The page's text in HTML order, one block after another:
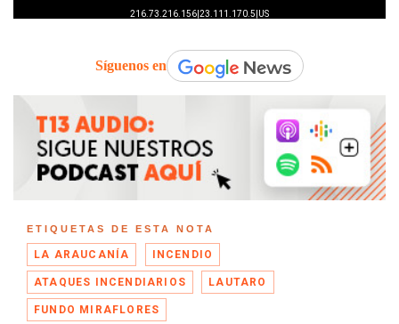
Síguenos en
ETIQUETAS DE ESTA NOTA
LA ARAUCANÍA INCENDIO
ATAQUES INCENDIARIOS LAUTARO
FUNDO MIRAFLORES